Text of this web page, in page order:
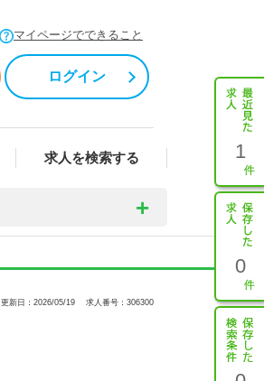
マイページでできること
ログイン
求人を検索する 1
0
更新日：2026/05/19 求人番号：306300